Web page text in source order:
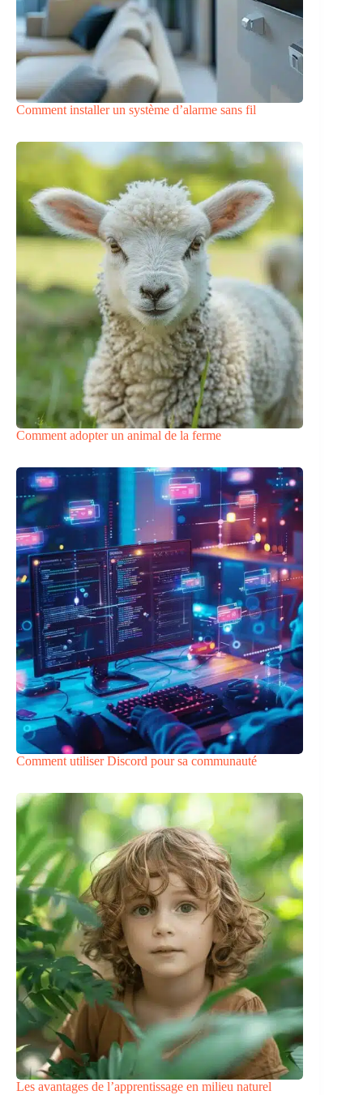
Comment installer un système d’alarme sans fil
Comment adopter un animal de la ferme
Comment utiliser Discord pour sa communauté
Les avantages de l’apprentissage en milieu naturel